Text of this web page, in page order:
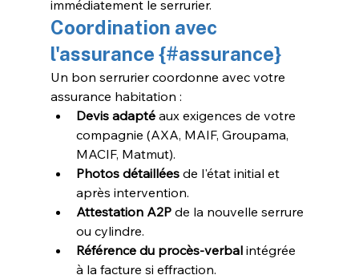
immédiatement le serrurier.
Coordination avec
l'assurance {#assurance}
Un bon serrurier coordonne avec votre
assurance habitation :
Devis adapté aux exigences de votre
compagnie (AXA, MAIF, Groupama,
MACIF, Matmut).
Photos détaillées de l'état initial et
après intervention.
Attestation A2P de la nouvelle serrure
ou cylindre.
Référence du procès-verbal intégrée
à la facture si effraction.